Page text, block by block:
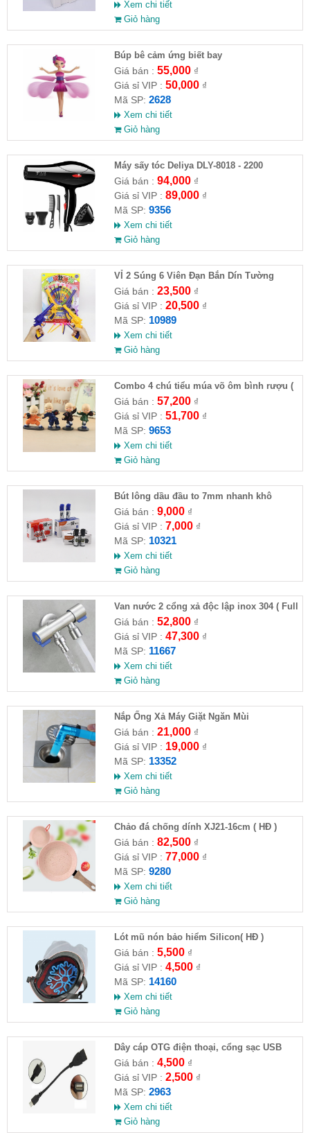
Xem chi tiết
Giỏ hàng
​Búp bê cảm ứng biết bay
Giá bán : 55,000₫
Giá sỉ VIP : 50,000₫
Mã SP: 2628
Xem chi tiết
Giỏ hàng
Máy sấy tóc Deliya DLY-8018 - 2200
Giá bán : 94,000₫
Giá sỉ VIP : 89,000₫
Mã SP: 9356
Xem chi tiết
Giỏ hàng
VỈ 2 Súng 6 Viên Đạn Bắn Dín Tường
Giá bán : 23,500₫
Giá sỉ VIP : 20,500₫
Mã SP: 10989
Xem chi tiết
Giỏ hàng
Combo 4 chú tiểu múa võ ôm bình rượu (
HĐ )
Giá bán : 57,200₫
Giá sỉ VIP : 51,700₫
Mã SP: 9653
Xem chi tiết
Giỏ hàng
Bút lông dầu đầu to 7mm nhanh khô
Giá bán : 9,000₫
Giá sỉ VIP : 7,000₫
Mã SP: 10321
Xem chi tiết
Giỏ hàng
Van nước 2 cổng xả độc lập inox 304 ( Full
VAT )
Giá bán : 52,800₫
Giá sỉ VIP : 47,300₫
Mã SP: 11667
Xem chi tiết
Giỏ hàng
Nắp Ống Xả Máy Giặt Ngăn Mùi
Giá bán : 21,000₫
Giá sỉ VIP : 19,000₫
Mã SP: 13352
Xem chi tiết
Giỏ hàng
Chảo đá chống dính XJ21-16cm ( HĐ )
Giá bán : 82,500₫
Giá sỉ VIP : 77,000₫
Mã SP: 9280
Xem chi tiết
Giỏ hàng
Lót mũ nón bảo hiểm Silicon( HĐ )
Giá bán : 5,500₫
Giá sỉ VIP : 4,500₫
Mã SP: 14160
Xem chi tiết
Giỏ hàng
Dây cáp OTG điện thoại, cổng sạc USB
Giá bán : 4,500₫
Giá sỉ VIP : 2,500₫
Mã SP: 2963
Xem chi tiết
Giỏ hàng